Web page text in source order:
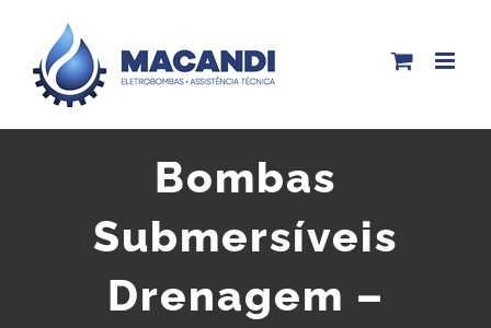
content
Bombas
Submersíveis
Drenagem –